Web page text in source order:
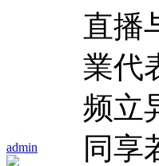
admin
直播
業代
频立
同享